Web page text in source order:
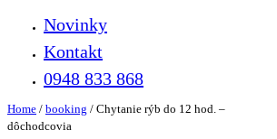
Novinky
Kontakt
0948 833 868
Home / booking / Chytanie rýb do 12 hod. –
dôchodcovia